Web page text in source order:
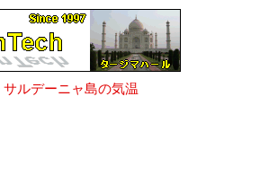
サルデーニャ島の気温